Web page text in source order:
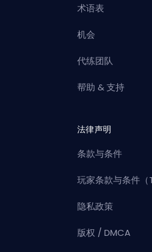
术语表
机会
代练团队
帮助 & 支持
法律声明
条款与条件
玩家条款与条件（
隐私政策
版权 / DMCA